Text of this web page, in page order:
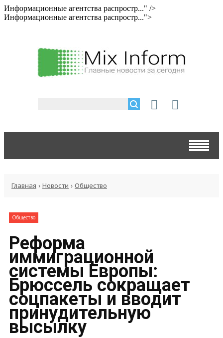
Информационные агентства распростр..." />
Информационные агентства распростр...">
Главная › Новости › Общество
Общество
Реформа
иммиграционной
системы Европы:
Брюссель сокращает
соцпакеты и вводит
принудительную
высылку